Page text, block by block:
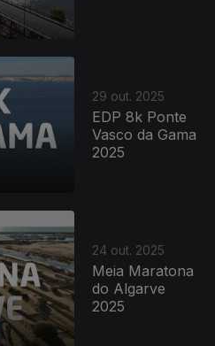
29 out. 2025
EDP 8k Ponte
Vasco da Gama
2025
24 out. 2025
Meia Maratona
do Algarve
2025